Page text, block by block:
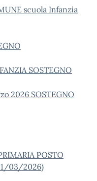
scuola Infanzia
SOSTEGNO
2026 SOSTEGNO
POSTO
03/2026)